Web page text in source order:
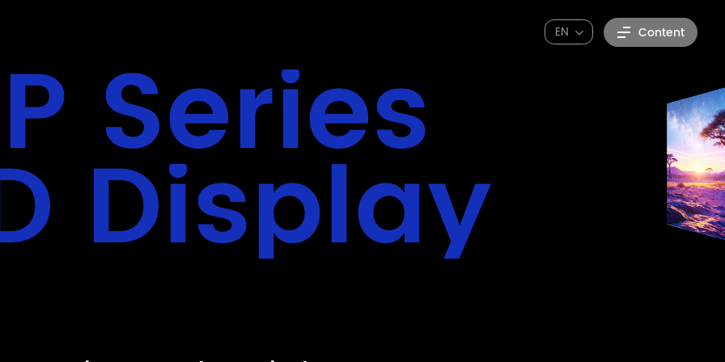
Content
EN
Series
Display